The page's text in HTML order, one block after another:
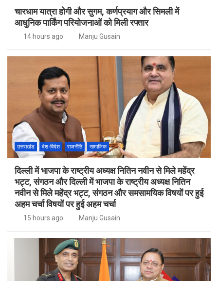
चारधाम यात्रा होगी और सुगम, कर्णप्रयाग और सिमली में
आधुनिक पार्किंग परियोजनाओं को मिली रफ्तार
14 hours ago Manju Gusain
उत्तराखंड देश-विदेश राजनीति सामाजिक
दिल्ली में भाजपा के राष्ट्रीय अध्यक्ष नितिन नवीन से मिले महेंद्र
भट्ट, संगठन और दिल्ली में भाजपा के राष्ट्रीय अध्यक्ष नितिन
नवीन से मिले महेंद्र भट्ट, संगठन और समसामयिक विषयों पर हुई
अहम चर्चा विषयों पर हुई अहम चर्चा
15 hours ago Manju Gusain